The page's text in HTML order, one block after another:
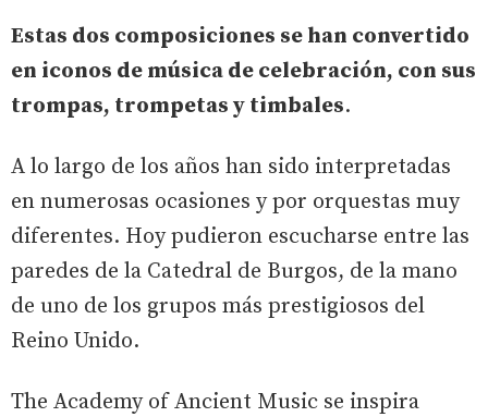
Estas dos composiciones se han convertido
en iconos de música de celebración, con sus
trompas, trompetas y timbales.
A lo largo de los años han sido interpretadas
en numerosas ocasiones y por orquestas muy
diferentes. Hoy pudieron escucharse entre las
paredes de la Catedral de Burgos, de la mano
de uno de los grupos más prestigiosos del
Reino Unido.
The Academy of Ancient Music se inspira